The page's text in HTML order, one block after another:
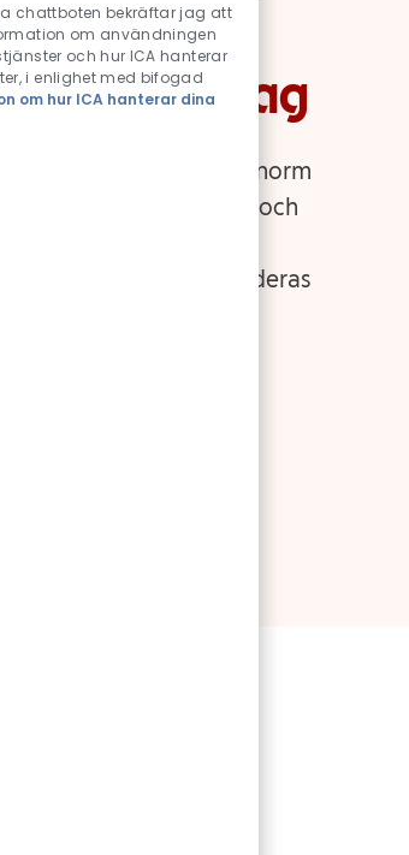
olika bolag
– det ryms en enorm
vilket bolag du väljer och
del i en kedja som
bidrar till att förenkla deras
skillnad?
chattboten bekräftar jag att
om användningen
och hur ICA hanterar
i enlighet med bifogad
om hur ICA hanterar dina